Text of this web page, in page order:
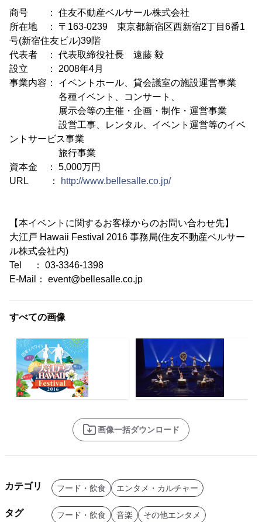
商号 ： 住友不動産ベルサール株式会社
所在地 ： 〒163-0239 東京都新宿区西新宿2丁目6番1
号(新宿住友ビル)39階
代表者 ： 代表取締役社長 遠藤 毅
設立 ： 2008年4月
事業内容： イベントホール、貸会議室の施設運営事業
各種イベント、コンサート、
展示会等の主催・企画・制作・運営事業
設営工事、レンタル、イベント運営等のイベ
ントサービス事業
旅行事業
資本金 ： 5,000万円
URL ：
http://www.bellesalle.co.jp/
【本イベントに関するお客様からのお問い合わせ先】
大江戸 Hawaii Festival 2016 事務局(住友不動産ベルサー
ル株式会社内)
Tel ： 03-3346-1398
E-Mail： event@bellesalle.co.jp
すべての画像
画像一括ダウンロード
カテゴリ フード・飲食 エンタメ・カルチャー
タグ フード・飲食 音楽 その他エンタメ